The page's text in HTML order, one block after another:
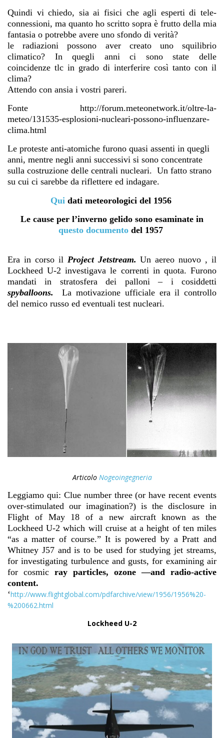
Quindi vi chiedo, sia ai fisici che agli esperti di tele-
connessioni, ma quanto ho scritto sopra è frutto della mia
fantasia o potrebbe avere uno sfondo di verità?
le radiazioni possono aver creato uno squilibrio
climatico? In quegli anni ci sono state delle
coincidenze tlc in grado di interferire così tanto con il
clima?
Attendo con ansia i vostri pareri.
Fonte http://forum.meteonetwork.it/oltre-la-
meteo/131535-esplosioni-nucleari-possono-influenzare-
clima.html
Le proteste anti-atomiche furono quasi assenti in quegli
anni, mentre negli anni successivi si sono concentrate
sulla costruzione delle centrali nucleari. Un fatto strano
su cui ci sarebbe da riflettere ed indagare.
Qui dati meteorologici del 1956
Le cause per l’inverno gelido sono esaminate in
questo documento del 1957
Era in corso il Project Jetstream. Un aereo nuovo , il
Lockheed U-2 investigava le correnti in quota. Furono
mandati in stratosfera dei palloni – i cosiddetti
spyballoons.La motivazione ufficiale era il controllo
del nemico russo ed eventuali test nucleari.
ArticoloNogeoingegneria
Leggiamo qui: Clue number three (or have recent events
over-stimulated our imagination?) is the disclosure in
Flight of May 18 of a new aircraft known as the
Lockheed U-2 which will cruise at a height of ten miles
“as a matter of course.” It is powered by a Pratt and
Whitney J57 and is to be used for studying jet streams,
for investigating turbulence and gusts, for examining air
for cosmic ray particles, ozone —and radio-active
content.
‘http://www.flightglobal.com/pdfarchive/view/1956/1956%20-
%200662.html
Lockheed U-2